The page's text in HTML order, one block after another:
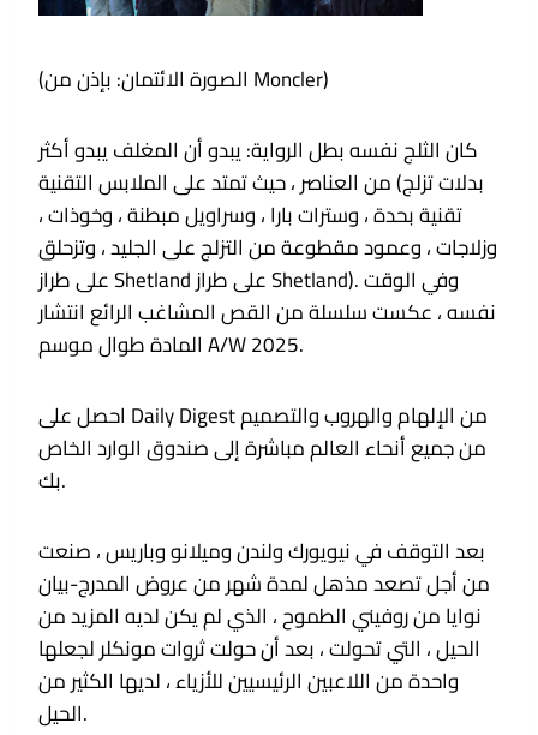
(الصورة الائتمان: بإذن من Moncler)
كان الثلج نفسه بطل الرواية: يبدو أن المغلف يبدو أكثر
من العناصر ، حيث تمتد على الملابس التقنية (بدلات تزلج
تقنية بحدة ، وسترات بارا ، وسراويل مبطنة ، وخوذات ،
وزلاجات ، وعمود مقطوعة من التزلج على الجليد ، وتزحلق
على طراز Shetland على طراز Shetland). وفي الوقت
نفسه ، عكست سلسلة من القص المشاغب الرائع انتشار
المادة طوال موسم A/W 2025.
احصل على Daily Digest من الإلهام والهروب والتصميم
من جميع أنحاء العالم مباشرة إلى صندوق الوارد الخاص
بك.
بعد التوقف في نيويورك ولندن وميلانو وباريس ، صنعت
من أجل تصعد مذهل لمدة شهر من عروض المدرج-بيان
نوايا من روفيني الطموح ، الذي لم يكن لديه المزيد من
الحيل ، التي تحولت ، بعد أن حولت ثروات مونكلر لجعلها
واحدة من اللاعبين الرئيسيين للأزياء ، لديها الكثير من
الحيل.